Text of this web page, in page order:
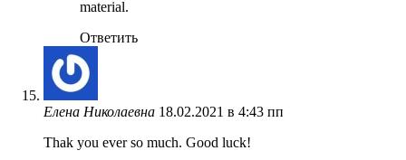
material.
Ответить
Елена Николаевна 18.02.2021 в 4:43 пп
Thak you ever so much. Good luck!